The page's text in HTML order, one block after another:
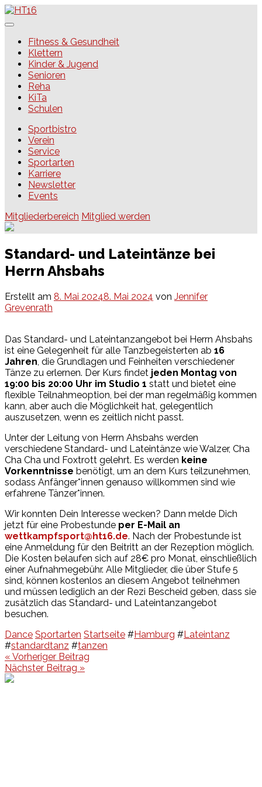
Skip
to
HT16Fitness & Gesundheit
Klettern
Kinder & Jugend
Senioren
Reha
KiTa
Schulen
Sportbistro
Verein
Service
Sportarten
Karriere
Newsletter
Events
Mitgliederbereich Mitglied werden
Standard- und Lateintänze bei
Herrn Ahsbahs
Erstellt am 8. Mai 20248. Mai 2024 von Jennifer
Grevenrath
Das Standard- und Lateintanzangebot bei Herrn Ahsbahs
ist eine Gelegenheit für alle Tanzbegeisterten ab 16
Jahren, die Grundlagen und Feinheiten verschiedener
Tänze zu erlernen. Der Kurs findet jeden Montag von
19:00 bis 20:00 Uhr im Studio 1 statt und bietet eine
flexible Teilnahmeoption, bei der man regelmäßig kommen
kann, aber auch die Möglichkeit hat, gelegentlich
auszusetzen, wenn es zeitlich nicht passt.
Unter der Leitung von Herrn Ahsbahs werden
verschiedene Standard- und Lateintänze wie Walzer, Cha
Cha Cha und Foxtrott gelehrt. Es werden keine
Vorkenntnisse benötigt, um an dem Kurs teilzunehmen,
sodass Anfänger*innen genauso willkommen sind wie
erfahrene Tänzer*innen.
Wir konnten Dein Interesse wecken? Dann melde Dich
jetzt für eine Probestunde per E-Mail an
wettkampfsport@ht16.de. Nach der Probestunde ist
eine Anmeldung für den Beitritt an der Rezeption möglich.
Die Kosten belaufen sich auf 28€ pro Monat, einschließlich
einer Aufnahmegebühr. Alle Mitglieder, die über Stufe 5
sind, können kostenlos an diesem Angebot teilnehmen
und müssen lediglich an der Rezi Bescheid geben, dass sie
zusätzlich das Standard- und Lateintanzangebot
besuchen.
Dance Sportarten Startseite #Hamburg #Lateintanz
#standardtanz #tanzen
Beitragsnavigation
« Vorheriger Beitrag
Nächster Beitrag »